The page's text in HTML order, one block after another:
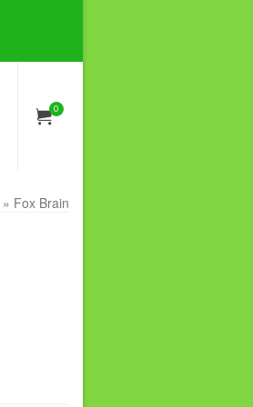
0
» Fox Brain